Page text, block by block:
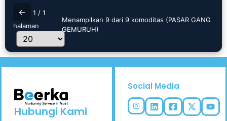
←
1 / 1
halaman
Menampilkan 9 dari 9 komoditas (PASAR GANG
GEMURUH)
Hubungi Kami
Social Media